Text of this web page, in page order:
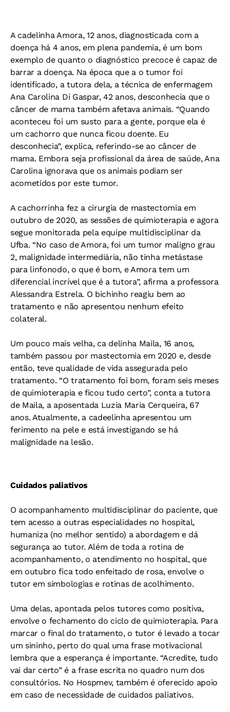
A cadelinha Amora, 12 anos, diagnosticada com a
doença há 4 anos, em plena pandemia, é um bom
exemplo de quanto o diagnóstico precoce é capaz de
barrar a doença. Na época que a o tumor foi
identificado, a tutora dela, a técnica de enfermagem
Ana Carolina Di Gaspar, 42 anos, desconhecia que o
câncer de mama também afetava animais. “Quando
aconteceu foi um susto para a gente, porque ela é
um cachorro que nunca ficou doente. Eu
desconhecia”, explica, referindo-se ao câncer de
mama. Embora seja profissional da área de saúde, Ana
Carolina ignorava que os animais podiam ser
acometidos por este tumor.
A cachorrinha fez a cirurgia de mastectomia em
outubro de 2020, as sessões de quimioterapia e agora
segue monitorada pela equipe multidisciplinar da
Ufba. “No caso de Amora, foi um tumor maligno grau
2, malignidade intermediária, não tinha metástase
para linfonodo, o que é bom, e Amora tem um
diferencial incrível que é a tutora”, afirma a professora
Alessandra Estrela. O bichinho reagiu bem ao
tratamento e não apresentou nenhum efeito
colateral.
Um pouco mais velha, ca delinha Maila, 16 anos,
também passou por mastectomia em 2020 e, desde
então, teve qualidade de vida assegurada pelo
tratamento. “O tratamento foi bom, foram seis meses
de quimioterapia e ficou tudo certo”, conta a tutora
de Maila, a aposentada Luzia Maria Cerqueira, 67
anos. Atualmente, a cadeelinha apresentou um
ferimento na pele e está investigando se há
malignidade na lesão.
Cuidados paliativos
O acompanhamento multidisciplinar do paciente, que
tem acesso a outras especialidades no hospital,
humaniza (no melhor sentido) a abordagem e dá
segurança ao tutor. Além de toda a rotina de
acompanhamento, o atendimento no hospital, que
em outubro fica todo enfeitado de rosa, envolve o
tutor em simbologias e rotinas de acolhimento.
Uma delas, apontada pelos tutores como positiva,
envolve o fechamento do ciclo de quimioterapia. Para
marcar o final do tratamento, o tutor é levado a tocar
um sininho, perto do qual uma frase motivacional
lembra que a esperança é importante. “Acredite, tudo
vai dar certo” é a frase escrita no quadro num dos
consultórios. No Hospmev, também é oferecido apoio
em caso de necessidade de cuidados paliativos.